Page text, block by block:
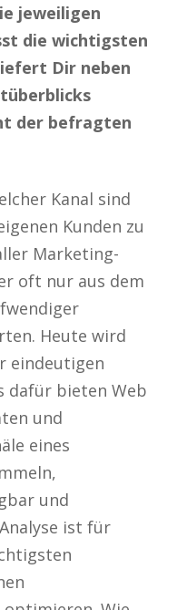
jeweiligen
die wichtigsten
Dir neben
der befragten
Kanal sind
Kunden zu
Marketing-
oft nur aus dem
Heute wird
eindeutigen
dafür bieten Web
und
eines
und
ist für